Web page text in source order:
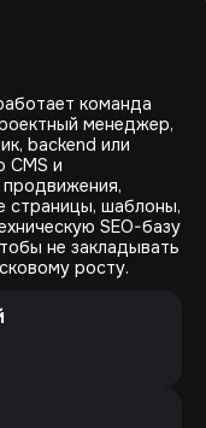
команда
менеджер,
backend или
CMS и
страницы, шаблоны,
SEO-базу
не закладывать
росту.